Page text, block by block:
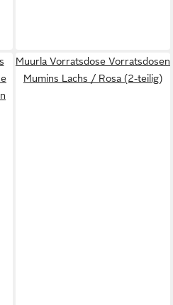
Muurla Vorratsdose Vorratsdosen
Mumins Lachs / Rosa (2-teilig)